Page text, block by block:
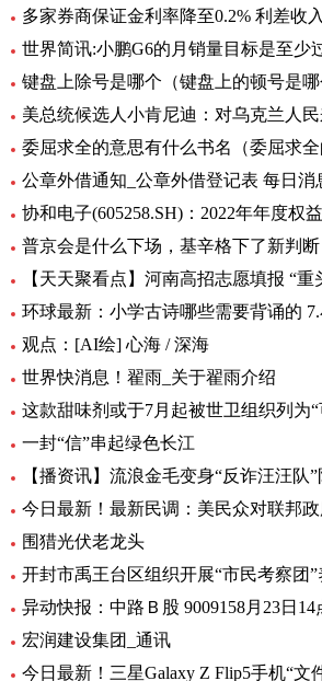
多家券商保证金利率降至0.2% 利差收
世界简讯:小鹏G6的月销量目标是至少
键盘上除号是哪个（键盘上的顿号是
委屈求全的意思有什么书名（委屈求
公章外借通知_公章外借登记表 每日消
观点：[AI绘] 心海 / 深海
世界快消息！翟雨_关于翟雨介绍
一封“信”串起绿色长江
围猎光伏老龙头
宏润建设集团_通讯